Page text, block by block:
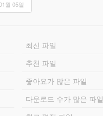
월 05일
최신 파일
추천 파일
좋아요가 많은 파일
다운로드 수가 많은 파일